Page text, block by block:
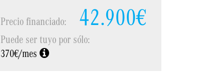
Precio financiado: 42.900€
Puede ser tuyo por sólo:
370€/mes